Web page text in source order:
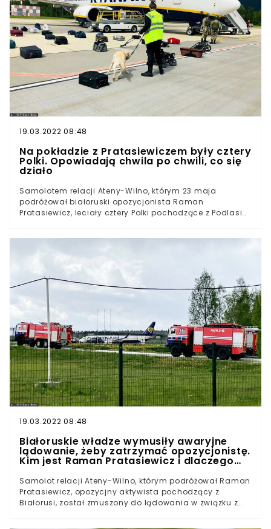
19.03.2022 08:48
Na pokładzie z Pratasiewiczem były cztery
Polki. Opowiadają chwila po chwili, co się
działo
Samolotem relacji Ateny-Wilno, którym 23 maja
podróżował białoruski opozycjonista Raman
Pratasiewicz, leciały cztery Polki pochodzące z Podlasia.
linii Ryanair lecącego z Aten do Wilna przez białoruskie
władze pisaliśmy TUTAJ.Działania reżimu Łukaszenki,
które w istocie należy uznać za porwanie samolotu,
oparto na fałszywych doniesieniach dotyczących
zagrożenia bombowego.Na pokładzie maszyny
znajdował się Raman Pratasiewicz, białoruski
opozycjonista, jeden z twórców kanału Nexta, na którym
publikowano m.in. szczegóły manifestacji w sprawie
sfałszowania wyborów na Białorusi, po których władze
państwowe blokowały niezależne źródła
internetowe.Aktywistę, którego białoruskie KGP umieściło
na liście osób "zaangażowanych w terroryzm",
aresztowano tuż po awaryjnym lądowaniu samolotu w
Mińsku. Przed aresztowaniem Pratasiewicz miał mówić
współpasażerom, że "czeka go tu śmierć".
19.03.2022 08:48
Białoruskie władze wymusiły awaryjne
lądowanie, żeby zatrzymać opozycjonistę.
Kim jest Raman Pratasiewicz i dlaczego
tak go się boją?
Samolot relacji Ateny-Wilno, którym podróżował Raman
Pratasiewicz, opozycjny aktywista pochodzący z
Białorusi, został zmuszony do lądowania w związku z